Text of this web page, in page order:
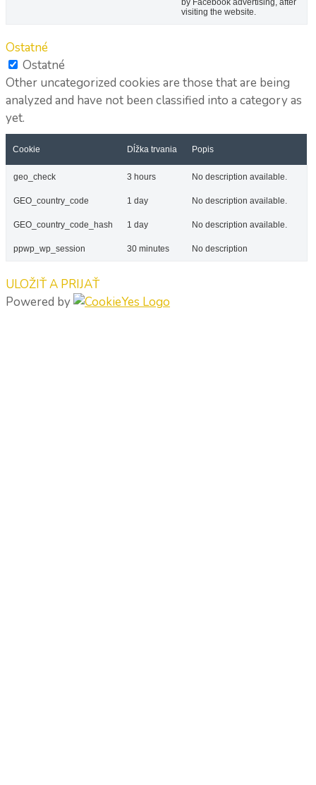
by Facebook advertising, after
visiting the website.
Ostatné
Ostatné
Other uncategorized cookies are those that are being
analyzed and have not been classified into a category as
yet.
Cookie Dĺžka trvania Popis
geo_check 3 hours No description available.
GEO_country_code 1 day No description available.
GEO_country_code_hash 1 day No description available.
ppwp_wp_session 30 minutes No description
ULOŽIŤ A PRIJAŤ
Powered by